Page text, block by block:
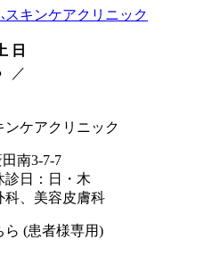
日
／
ケアクリニック
南3-7-7
日：日・木
科、美容皮膚科
ら (患者様専用)